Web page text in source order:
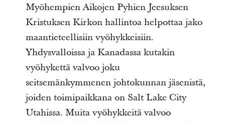
Myöhempien Aikojen Pyhien Jeesuksen
Kristuksen Kirkon hallintoa helpottaa jako
maantieteellisiin vyöhykkeisiin.
Yhdysvalloissa ja Kanadassa kutakin
vyöhykettä valvoo joku
seitsemänkymmenen johtokunnan jäsenistä,
joiden toimipaikkana on Salt Lake City
Utahissa. Muita vyöhykkeitä valvoo